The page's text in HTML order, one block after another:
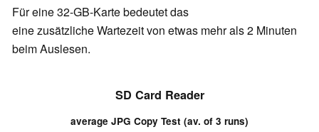
Für eine 32-GB-Karte bedeutet das
eine zusätzliche Wartezeit von etwas mehr als 2 Minuten
beim Auslesen.
SD Card Reader
average JPG Copy Test (av. of 3 runs)